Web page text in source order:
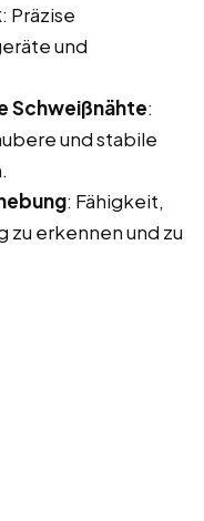
: Präzise
und
Schweißnähte:
und stabile
: Fähigkeit,
zu erkennen und zu